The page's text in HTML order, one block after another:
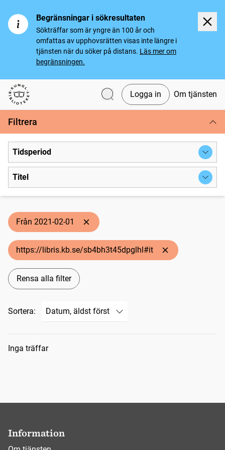
Begränsningar i sökresultaten
Sökträffar som är yngre än 100 år och
omfattas av upphovsrätten visas inte längre i
tjänsten när du söker på distans. Läs mer om
begränsningen.
Svenska tidningar
Logga in Om tjänsten
Filtrera
Tidsperiod
Titel
Från 2021-02-01
https://libris.kb.se/sb4bh3t45dpglhl#it
Rensa alla filter
Sortera:
Sökresultat
Inga träffar
Information